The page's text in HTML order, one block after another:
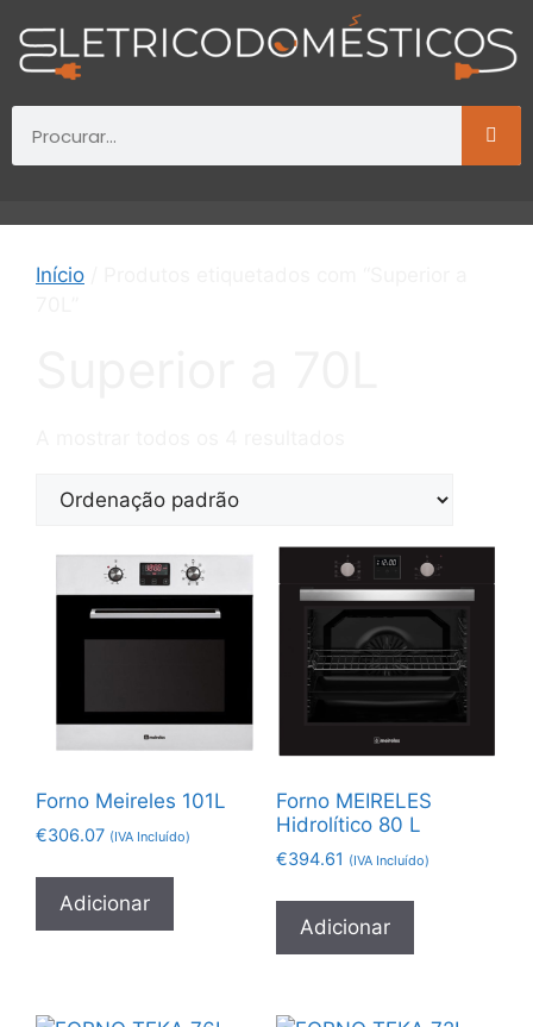
Início
Forno Meireles 101L
€306.07 (IVA Incluído)
Adicionar
Forno MEIRELES
Hidrolítico 80 L
€394.61 (IVA Incluído)
Adicionar